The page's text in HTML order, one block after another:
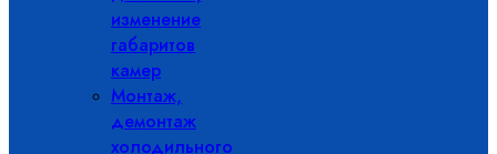
изменение
габаритов
камер
Монтаж,
демонтаж
холодильного